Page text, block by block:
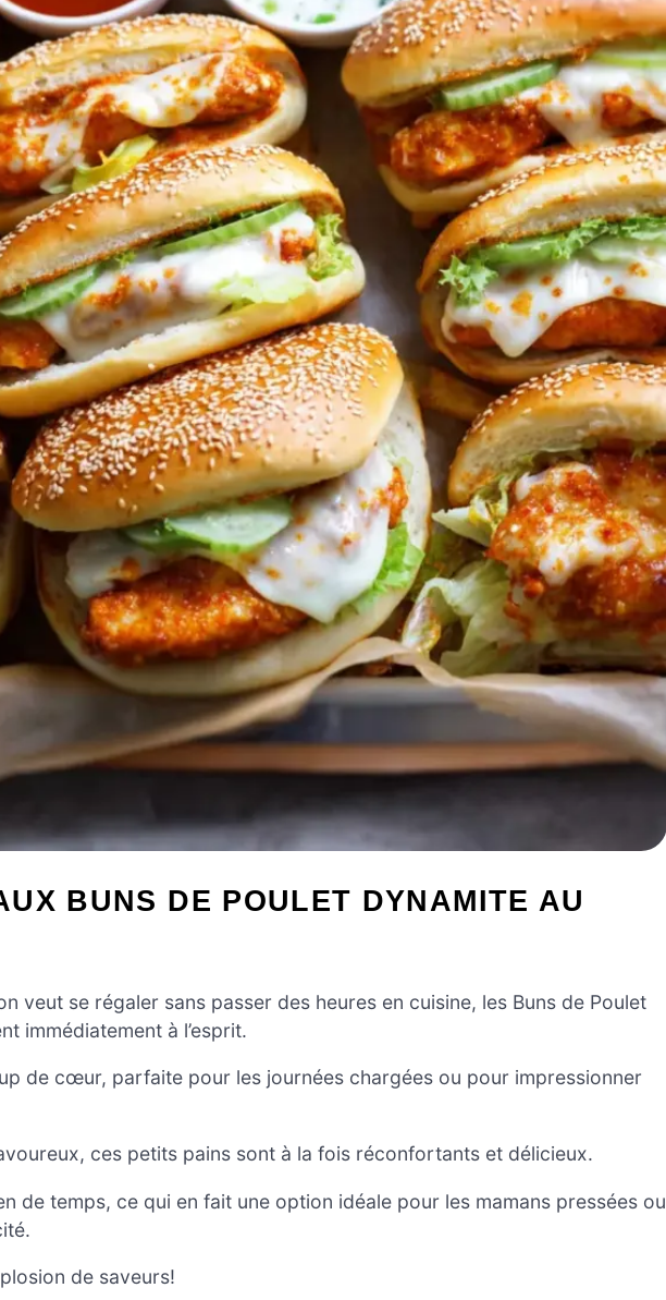
BUNS DE POULET DYNAMITE AU
veut se régaler sans passer des heures en cuisine, les Buns de Poulet
immédiatement à l’esprit.
de cœur, parfaite pour les journées chargées ou pour impressionner
ces petits pains sont à la fois réconfortants et délicieux.
de temps, ce qui en fait une option idéale pour les mamans pressées ou
de saveurs!